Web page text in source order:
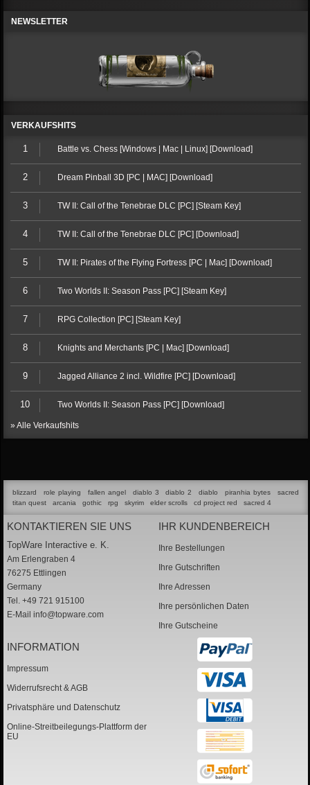
NEWSLETTER
VERKAUFSHITS
1 Battle vs. Chess [Windows | Mac | Linux] [Download]
2 Dream Pinball 3D [PC | MAC] [Download]
3 TW II: Call of the Tenebrae DLC [PC] [Steam Key]
4 TW II: Call of the Tenebrae DLC [PC] [Download]
5 TW II: Pirates of the Flying Fortress [PC | Mac] [Download]
6 Two Worlds II: Season Pass [PC] [Steam Key]
7 RPG Collection [PC] [Steam Key]
8 Knights and Merchants [PC | Mac] [Download]
9 Jagged Alliance 2 incl. Wildfire [PC] [Download]
10 Two Worlds II: Season Pass [PC] [Download]
» Alle Verkaufshits
blizzard role playing fallen angel diablo 3 diablo 2 diablo piranhia bytes
sacred
titan quest
arcania gothic rpg skyrim elder scrolls cd project red sacred 4
KONTAKTIEREN SIE UNS
TopWare Interactive e. K.
Am Erlengraben 4
76275 Ettlingen
Germany
Tel. +49 721 915100
E-Mail info@topware.com
IHR KUNDENBEREICH
Ihre Bestellungen
Ihre Gutschriften
Ihre Adressen
Ihre persönlichen Daten
Ihre Gutscheine
INFORMATION
Impressum
Widerrufsrecht & AGB
Privatsphäre und Datenschutz
Online-Streitbeilegungs-Plattform der
EU